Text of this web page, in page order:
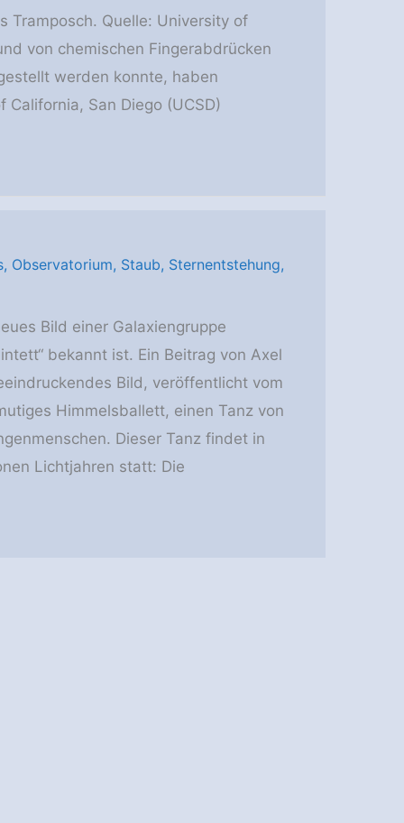
Tramposch. Quelle: University of
von chemischen Fingerabdrücken
werden konnte, haben
San Diego (UCSD)
, Observatorium, Staub, Sternentstehung,
Bild einer Galaxiengruppe
bekannt ist. Ein Beitrag von Axel
Bild, veröffentlicht vom
Himmelsballett, einen Tanz von
Dieser Tanz findet in
Lichtjahren statt: Die